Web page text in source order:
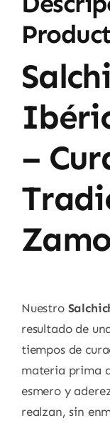
–
Nuestro
resultado de
tiempos de
materia prima
esmero y
realzan, sin